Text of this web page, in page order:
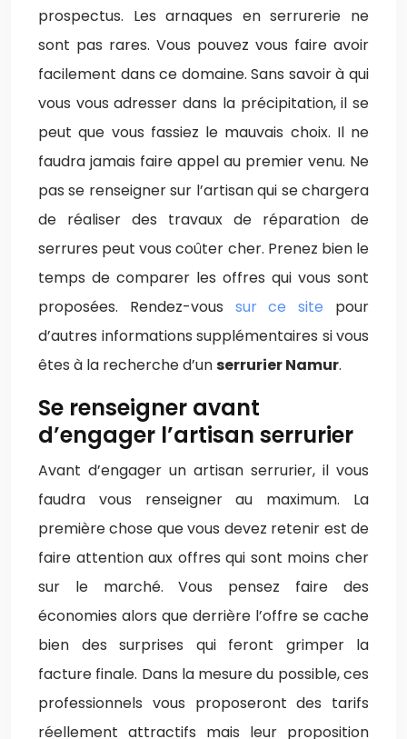
prospectus. Les arnaques en serrurerie ne
sont pas rares. Vous pouvez vous faire avoir
facilement dans ce domaine. Sans savoir à qui
vous vous adresser dans la précipitation, il se
peut que vous fassiez le mauvais choix. Il ne
faudra jamais faire appel au premier venu. Ne
pas se renseigner sur l’artisan qui se chargera
de réaliser des travaux de réparation de
serrures peut vous coûter cher. Prenez bien le
temps de comparer les offres qui vous sont
proposées. Rendez-vous sur ce site pour
d’autres informations supplémentaires si vous
êtes à la recherche d’unserrurier Namur.
Se renseigner avant
d’engager l’artisan serrurier
Avant d’engager un artisan serrurier, il vous
faudra vous renseigner au maximum. La
première chose que vous devez retenir est de
faire attention aux offres qui sont moins cher
sur le marché. Vous pensez faire des
économies alors que derrière l’offre se cache
bien des surprises qui feront grimper la
facture finale. Dans la mesure du possible, ces
professionnels vous proposeront des tarifs
réellement attractifs mais leur proposition